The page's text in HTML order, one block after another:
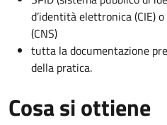
d’identità elettronica (CIE)
(CNS)
tutta la documentazione
della pratica.
Cosa si ottiene